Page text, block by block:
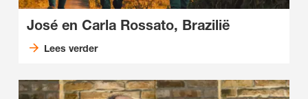
José en Carla Rossato, Brazilië
Lees verder